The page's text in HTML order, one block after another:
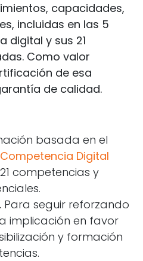
capacidades,
incluidas en las 5
digital y sus 21
Como valor
de esa
de calidad.
basada en el
Digital
competencias y
Para seguir reforzando
implicación en favor
y formación